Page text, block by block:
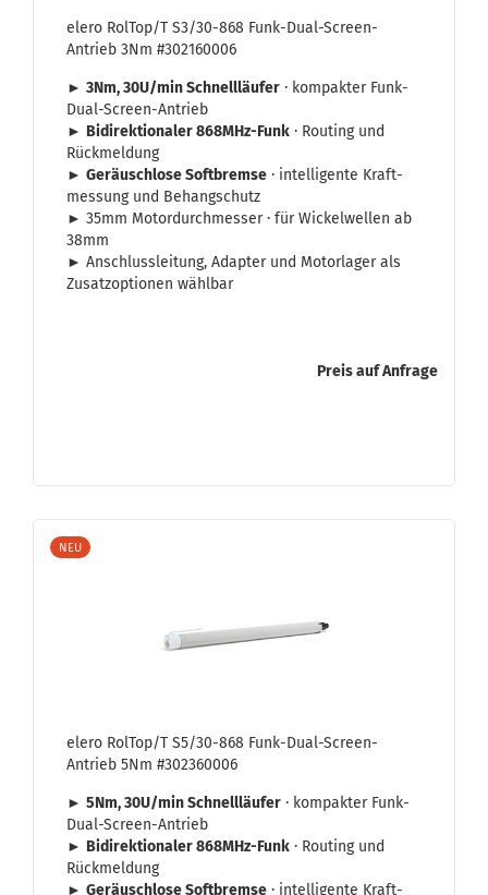
elero Rol­Top/T S3/30-​868 Funk-​Dual-​Screen-
Antrieb 3Nm #302160006
► 3Nm, 30U/min Schnell­läu­fer · kom­pak­ter Funk-​
Dual-Screen-Antrieb
► Bi­di­rek­tio­na­ler 868MHz-​Funk · Rou­ting und
Rück­mel­dung
► Ge­räusch­lo­se Soft­brem­se · in­tel­li­gen­te Kraft­
mes­sung und Be­hang­schutz
► 35mm Mo­tor­durch­mes­ser · für Wi­ckel­wel­len ab
38mm
► An­schluss­lei­tung, Ad­ap­ter und Mo­tor­la­ger als
Zu­satz­op­tio­nen wähl­bar
Preis auf Anfrage
NEU
elero Rol­Top/T S5/30-​868 Funk-​Dual-​Screen-
Antrieb 5Nm #302360006
► 5Nm, 30U/min Schnell­läu­fer · kom­pak­ter Funk-​
Dual-Screen-Antrieb
► Bi­di­rek­tio­na­ler 868MHz-​Funk · Rou­ting und
Rück­mel­dung
► Ge­räusch­lo­se Soft­brem­se · in­tel­li­gen­te Kraft­